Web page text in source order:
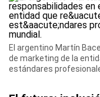
El argentino Martín
de marketing de la
estándares